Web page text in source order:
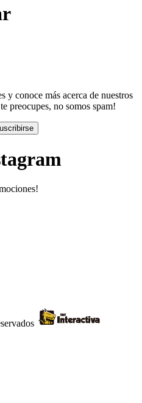
y conoce más acerca de nuestros
preocupes, no somos spam!